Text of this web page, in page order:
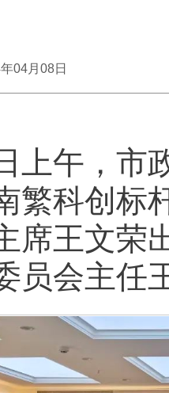
04月08日
上午，市
繁科创标
席王文荣
员会主任